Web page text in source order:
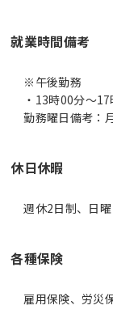
就業時間備考
※午後勤務
・13時00分～
休日休暇
週休2日制、日
各種保険
雇用保険、労災